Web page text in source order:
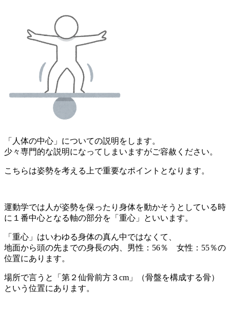
「人体の中心」についての説明をします。
少々専門的な説明になってしまいますがご容赦ください。
こちらは姿勢を考える上で重要なポイントとなります。
運動学では人が姿勢を保ったり身体を動かそうとしている時
に１番中心となる軸の部分を「重心」といいます。
「重心」はいわゆる身体の真ん中ではなくて、
地面から頭の先までの身長の内、男性：56％ 女性：55％の
位置にあります。
場所で言うと「第２仙骨前方３cm」（骨盤を構成する骨）
という位置にあります。